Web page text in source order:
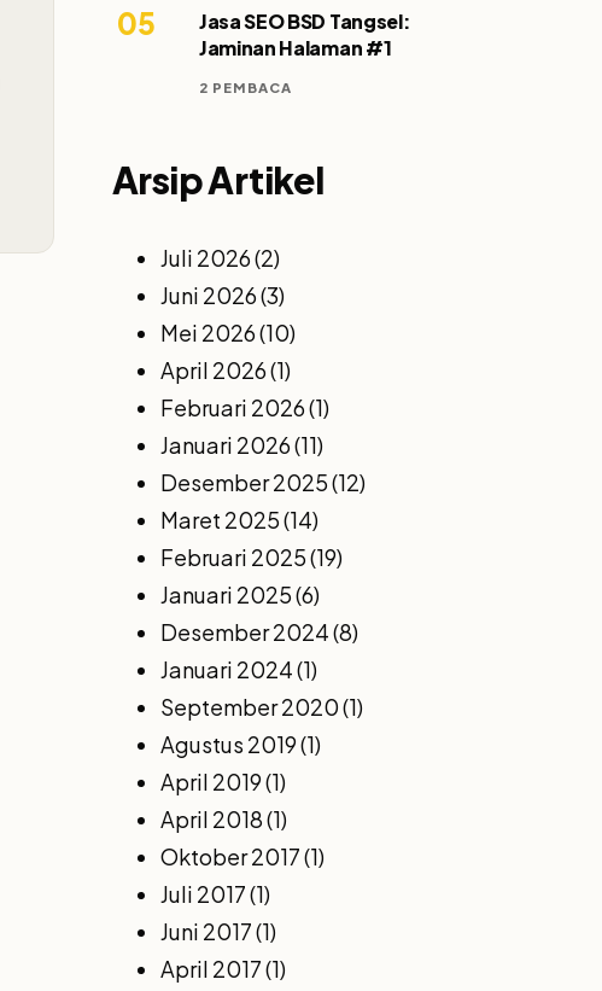
05
Jasa SEO BSD Tangsel:
Jaminan Halaman #1
2 PEMBACA
Arsip Artikel
Juli 2026(2)
Juni 2026(3)
Mei 2026(10)
April 2026(1)
Februari 2026(1)
Januari 2026(11)
Desember 2025(12)
Maret 2025(14)
Februari 2025(19)
Januari 2025(6)
Desember 2024(8)
Januari 2024(1)
September 2020(1)
Agustus 2019(1)
April 2019(1)
April 2018(1)
Oktober 2017(1)
Juli 2017(1)
Juni 2017(1)
April 2017(1)